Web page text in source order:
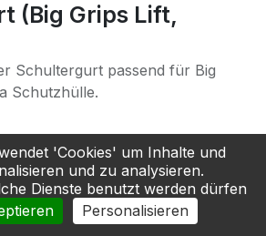
(Big Grips Lift,
Schultergurt passend für Big
Schutzhülle.
In den Warenkorb
'Cookies' um Inhalte und
und zu analysieren.
Dienste benutzt werden dürfen
Personalisieren